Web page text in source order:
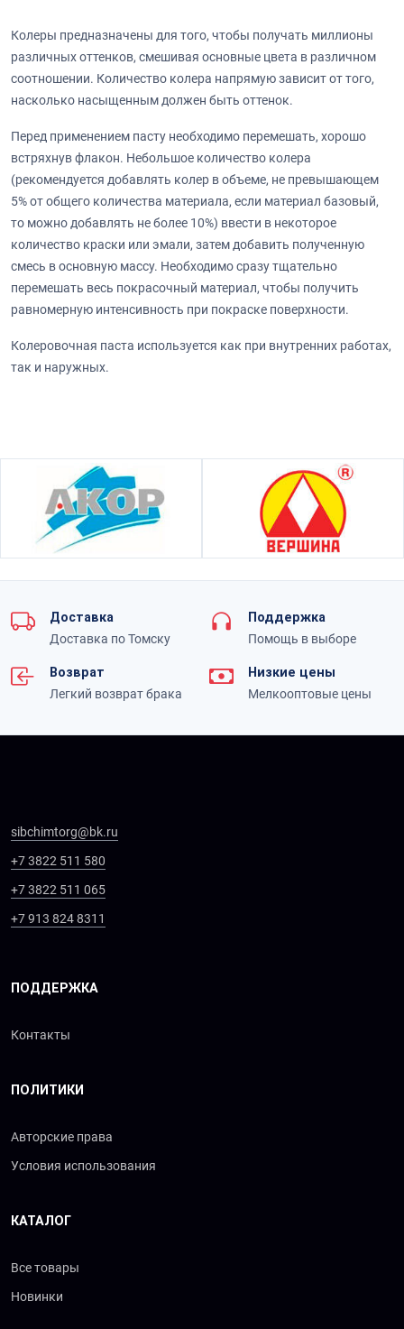
Колеры предназначены для того, чтобы получать миллионы
различных оттенков, смешивая основные цвета в различном
соотношении. Количество колера напрямую зависит от того,
насколько насыщенным должен быть оттенок.
Перед применением пасту необходимо перемешать, хорошо
встряхнув флакон. Небольшое количество колера
(рекомендуется добавлять колер в объеме, не превышающем
5% от общего количества материала, если материал базовый,
то можно добавлять не более 10%) ввести в некоторое
количество краски или эмали, затем добавить полученную
смесь в основную массу. Необходимо сразу тщательно
перемешать весь покрасочный материал, чтобы получить
равномерную интенсивность при покраске поверхности.
Колеровочная паста используется как при внутренних работах,
так и наружных.
Доставка
Доставка по Томску
Поддержка
Помощь в выборе
Возврат
Легкий возврат брака
Низкие цены
Мелкооптовые цены
sibchimtorg@bk.ru
+7 3822 511 580
+7 3822 511 065
+7 913 824 8311
ПОДДЕРЖКА
Контакты
ПОЛИТИКИ
Авторские права
Условия использования
КАТАЛОГ
Все товары
Новинки